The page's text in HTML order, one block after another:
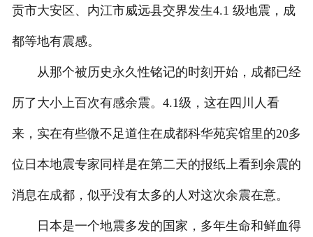
贡市大安区、内江市威远县交界发生4.1 级地震，成
都等地有震感。
从那个被历史永久性铭记的时刻开始，成都已经
历了大小上百次有感余震。4.1级，这在四川人看
来，实在有些微不足道住在成都科华苑宾馆里的20多
位日本地震专家同样是在第二天的报纸上看到余震的
消息在成都，似乎没有太多的人对这次余震在意。
日本是一个地震多发的国家，多年生命和鲜血得